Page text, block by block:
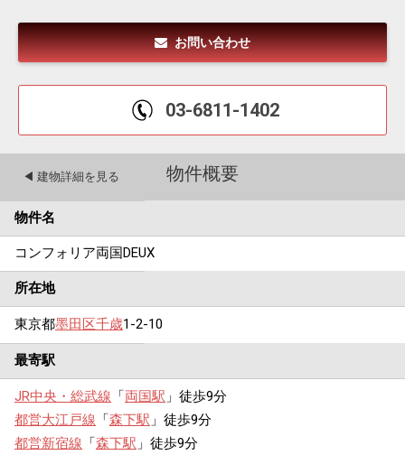
お問い合わせ
03-6811-1402
物件概要
◀︎ 建物詳細を見る
物件名
コンフォリア両国DEUX
所在地
東京都墨田区千歳1-2-10
最寄駅
JR中央・総武線 「両国駅 」徒歩9分
都営大江戸線 「森下駅 」徒歩9分
都営新宿線 「森下駅 」徒歩9分